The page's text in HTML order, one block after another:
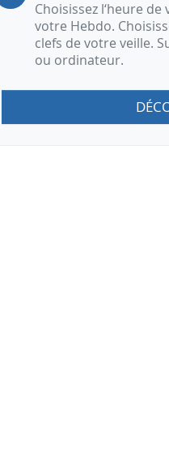
Choisissez l‘heure
votre Hebdo.
clefs de votre veille.
ou ordinateur.